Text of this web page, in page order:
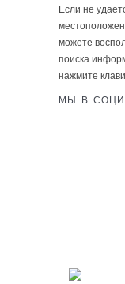
Если не
можете
поиска
нажмите
МЫ В